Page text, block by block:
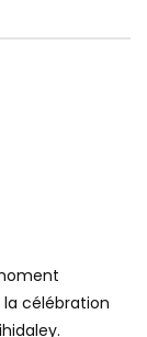
célébration